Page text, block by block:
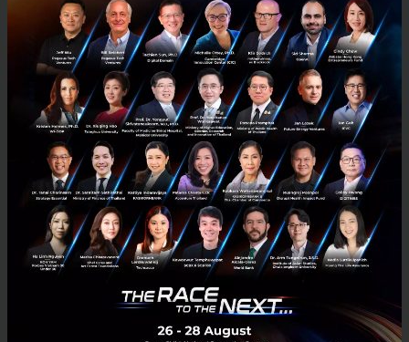
HealthTech มะเร็ง Siriraj ศิริราช การแพทย์